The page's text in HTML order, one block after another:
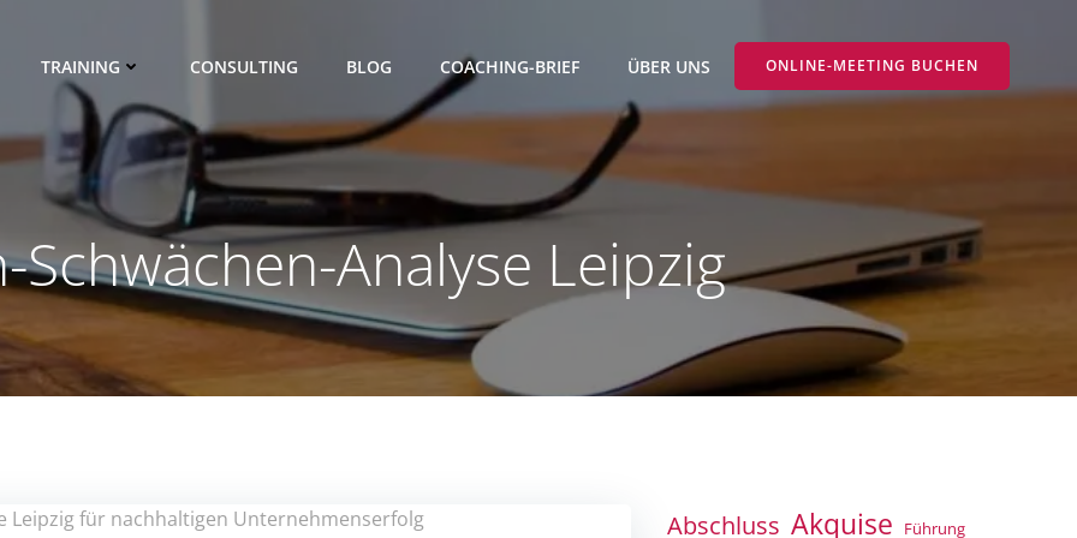
TRAINING CONSULTING BLOG COACHING-BRIEF ÜBER UNS ONLINE-MEETING BUCHEN
Schwächen-Analyse Leipzig
Abschluss Akquise Führung